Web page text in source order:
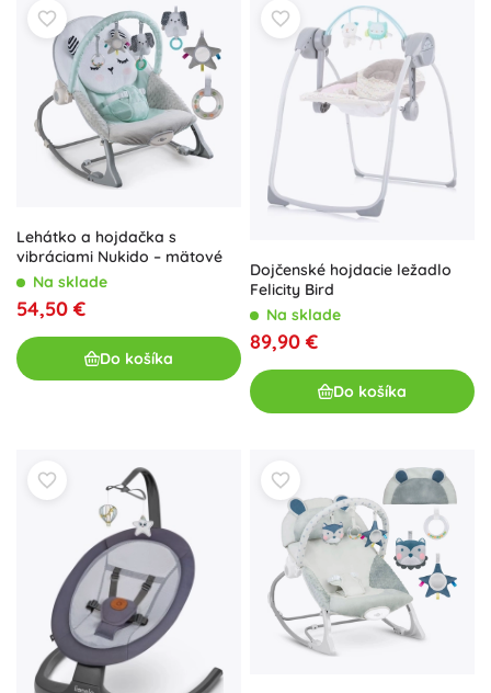
Lehátko a hojdačka s
vibráciami Nukido – mätové
Na sklade
54,50 €
Do košíka
Dojčenské hojdacie ležadlo
Felicity Bird
Na sklade
89,90 €
Do košíka